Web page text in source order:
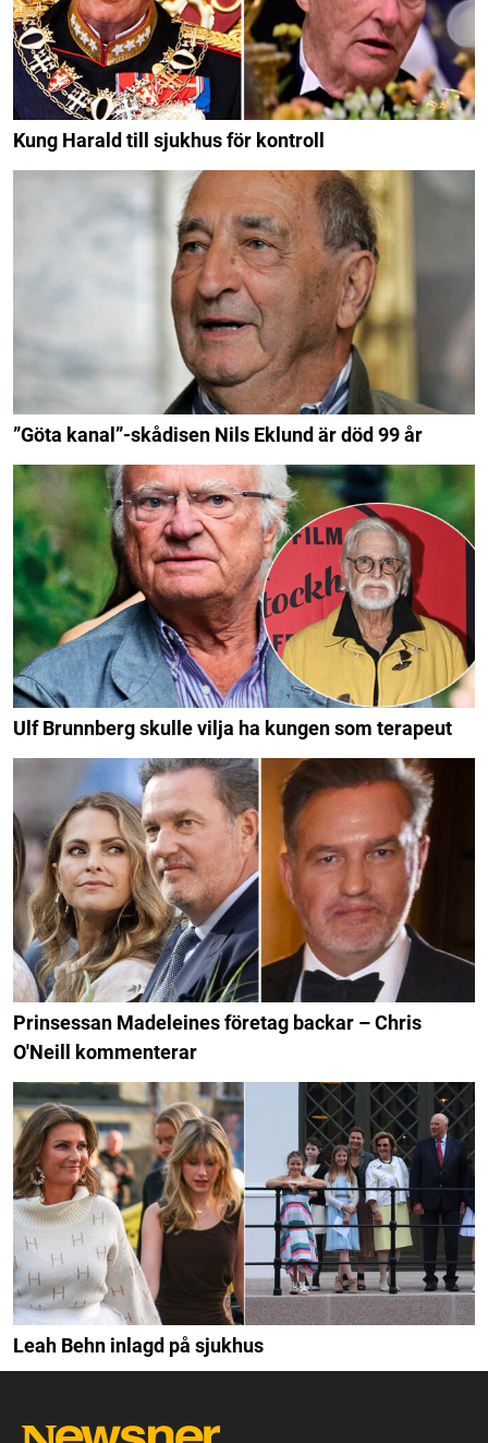
Kung Harald till sjukhus för kontroll
”Göta kanal”-skådisen Nils Eklund är död 99 år
Ulf Brunnberg skulle vilja ha kungen som terapeut
Prinsessan Madeleines företag backar – Chris
O'Neill kommenterar
Leah Behn inlagd på sjukhus